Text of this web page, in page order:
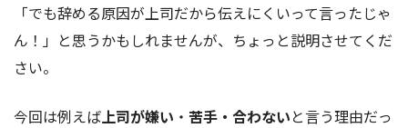
「でも辞める原因が上司だから伝えにくいって言ったじゃ
ん！」と思うかもしれませんが、ちょっと説明させてくだ
さい。
今回は例えば 上司が嫌い ・ 苦手・合わないと言う理由だっ